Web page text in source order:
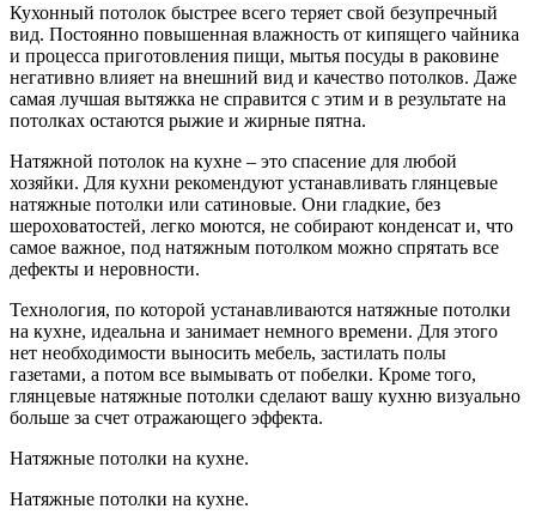
Кухонный потолок быстрее всего теряет свой безупречный
вид. Постоянно повышенная влажность от кипящего чайника
и процесса приготовления пищи, мытья посуды в раковине
негативно влияет на внешний вид и качество потолков. Даже
самая лучшая вытяжка не справится с этим и в результате на
потолках остаются рыжие и жирные пятна.
Натяжной потолок на кухне – это спасение для любой
хозяйки. Для кухни рекомендуют устанавливать глянцевые
натяжные потолки или сатиновые. Они гладкие, без
шероховатостей, легко моются, не собирают конденсат и, что
самое важное, под натяжным потолком можно спрятать все
дефекты и неровности.
Технология, по которой устанавливаются натяжные потолки
на кухне, идеальна и занимает немного времени. Для этого
нет необходимости выносить мебель, застилать полы
газетами, а потом все вымывать от побелки. Кроме того,
глянцевые натяжные потолки сделают вашу кухню визуально
больше за счет отражающего эффекта.
Натяжные потолки на кухне.
Натяжные потолки на кухне.